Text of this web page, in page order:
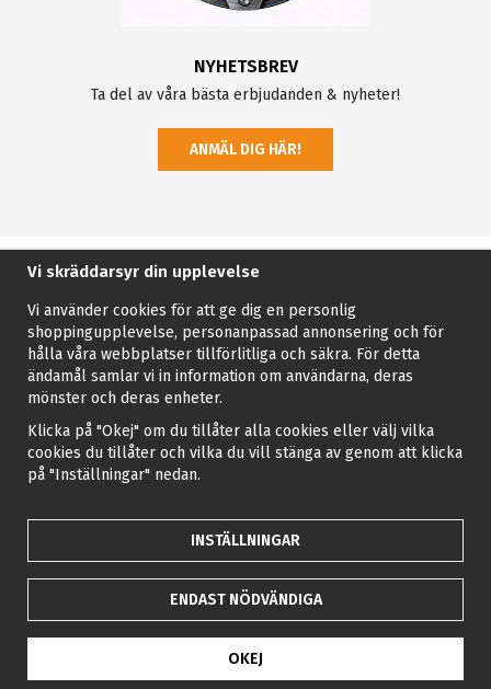
NYHETSBREV
Ta del av våra bästa erbjudanden & nyheter!
ANMÄL DIG HÄR!
Vi skräddarsyr din upplevelse
Vi använder cookies för att ge dig en personlig
shoppingupplevelse, personanpassad annonsering och för
hålla våra webbplatser tillförlitliga och säkra. För detta
ändamål samlar vi in information om användarna, deras
mönster och deras enheter.
Klicka på "Okej" om du tillåter alla cookies eller välj vilka
cookies du tillåter och vilka du vill stänga av genom att klicka
på "Inställningar" nedan.
INSTÄLLNINGAR
ENDAST NÖDVÄNDIGA
OKEJ